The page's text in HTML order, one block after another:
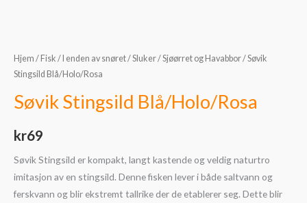
Hjem / Fisk / I enden av snøret/Sluker/Sjøørret og Havabbor/ Søvik
Stingsild Blå/Holo/Rosa
Søvik Stingsild Blå/Holo/Rosa
kr69
Søvik Stingsild er kompakt, langt kastende og veldig naturtro
imitasjon av en stingsild. Denne fisken lever i både saltvann og
ferskvann og blir ekstremt tallrike der de etablerer seg. Dette blir